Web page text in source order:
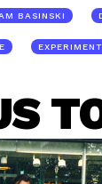
BASINSKI